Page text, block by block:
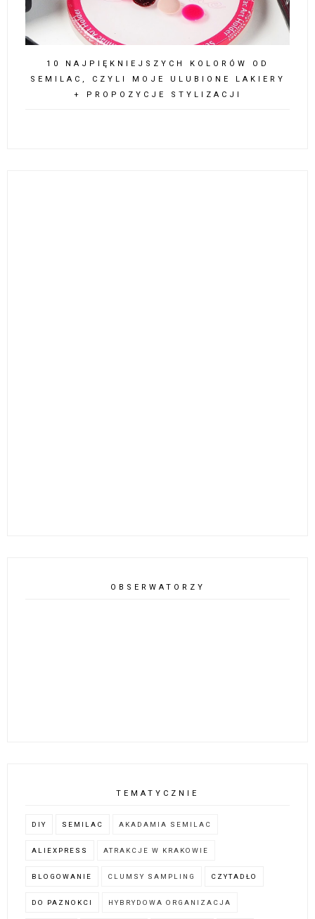
10 NAJPIĘKNIEJSZYCH KOLORÓW OD
SEMILAC, CZYLI MOJE ULUBIONE LAKIERY
+ PROPOZYCJE STYLIZACJI
OBSERWATORZY
TEMATYCZNIE
DIY SEMILAC AKADAMIA SEMILAC
ALIEXPRESS ATRAKCJE W KRAKOWIE
BLOGOWANIE CLUMSY SAMPLING CZYTADŁO
DO PAZNOKCI HYBRYDOWA ORGANIZACJA